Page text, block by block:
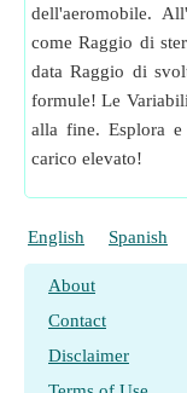
dell'aeromobile.
come Raggio di
data Raggio di
formule! Le
alla fine. Esplora
carico elevato!
English Spanish
About
Contact
Disclaimer